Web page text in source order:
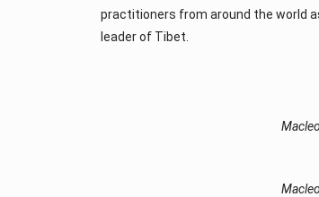
practitioners from around the world
leader of Tibet.